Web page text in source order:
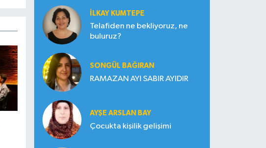
İLKAY KUMTEPE
Telafiden ne bekliyoruz, ne
buluruz?
SONGÜL BAĞIRAN
RAMAZAN AYI SABIR AYIDIR
AYŞE ARSLAN BAY
Çocukta kişilik gelişimi